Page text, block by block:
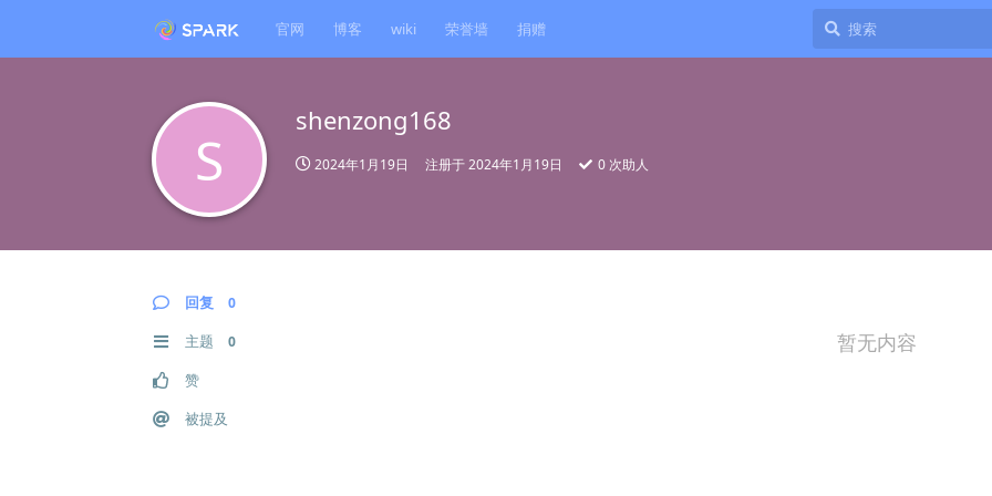
官网 博客 wiki 荣誉墙 捐赠
S
shenzong168
2024年1月19日 注册于2024年1月19日 0 次助人
回复 0
主题 0
赞
被提及
暂无内容